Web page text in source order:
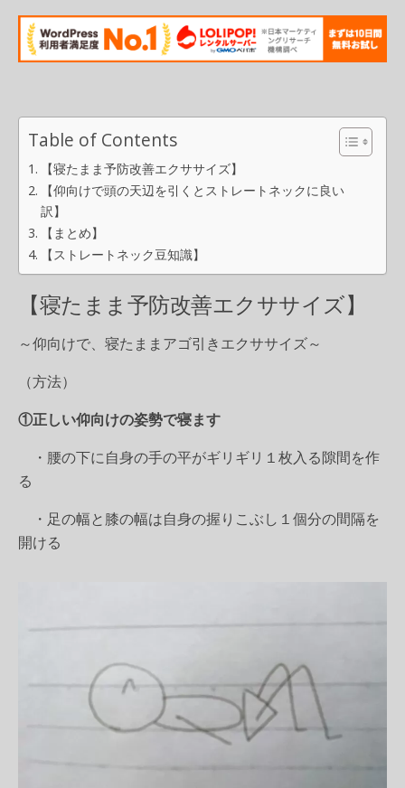
Table of Contents
【寝たまま予防改善エクササイズ】
【仰向けで頭の天辺を引くとストレートネックに良い
訳】
【まとめ】
【ストレートネック豆知識】
【寝たまま予防改善エクササイズ】
～仰向けで、寝たままアゴ引きエクササイズ～
（方法）
①正しい仰向けの姿勢で寝ます
・腰の下に自身の手の平がギリギリ１枚入る隙間を作
る
・足の幅と膝の幅は自身の握りこぶし１個分の間隔を
開ける